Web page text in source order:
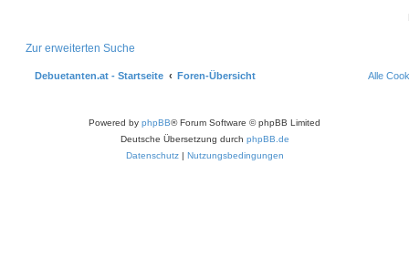
Zur erweiterten Suche
Debuetanten.at - Startseite Foren-Übersicht Alle
Powered by phpBB® Forum Software © phpBB Limited
Deutsche Übersetzung durch phpBB.de
Datenschutz | Nutzungsbedingungen